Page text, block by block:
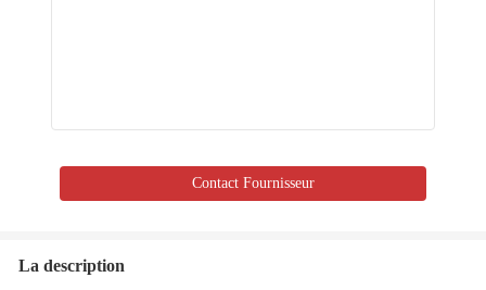
Contact Fournisseur
La description